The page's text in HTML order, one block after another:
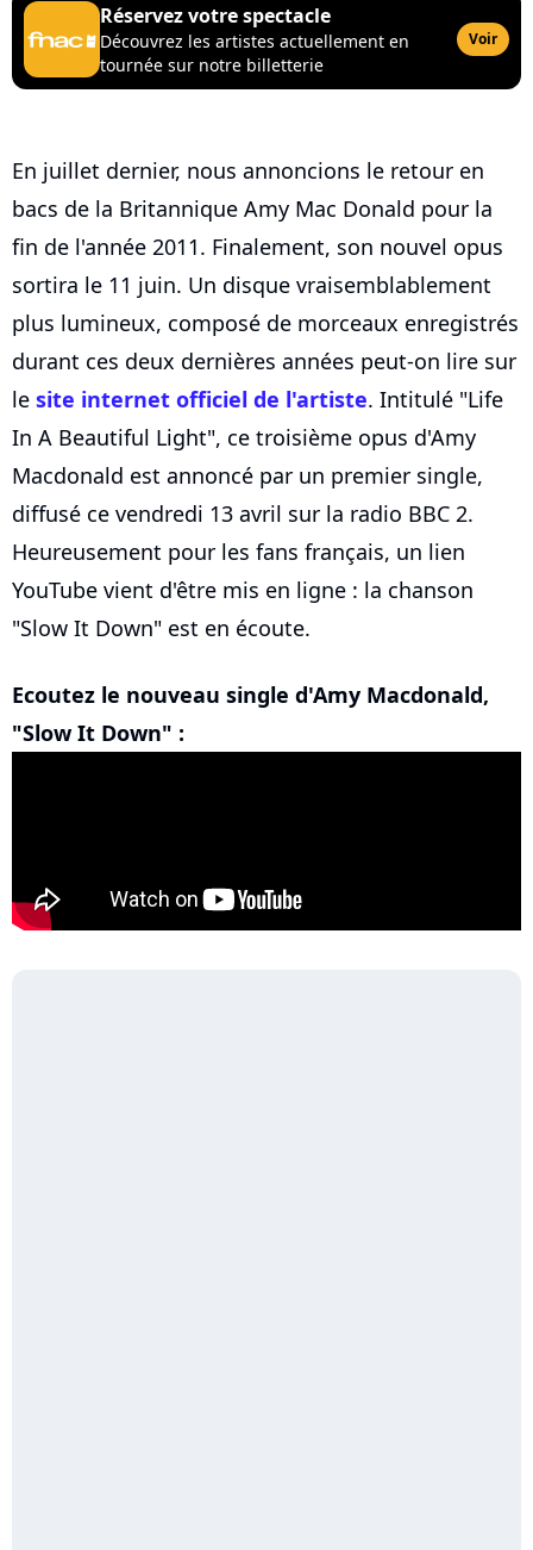
Réservez votre spectacle
Découvrez les artistes actuellement en
tournée sur notre billetterie
Voir
En juillet dernier, nous annoncions le retour en
bacs de la Britannique Amy Mac Donald pour la
fin de l'année 2011. Finalement, son nouvel opus
sortira le 11 juin. Un disque vraisemblablement
plus lumineux, composé de morceaux enregistrés
durant ces deux dernières années peut-on lire sur
le site internet officiel de l'artiste. Intitulé "Life
In A Beautiful Light", ce troisième opus d'Amy
Macdonald est annoncé par un premier single,
diffusé ce vendredi 13 avril sur la radio BBC 2.
Heureusement pour les fans français, un lien
YouTube vient d'être mis en ligne : la chanson
"Slow It Down" est en écoute.
Ecoutez le nouveau single d'Amy Macdonald,
"Slow It Down" :